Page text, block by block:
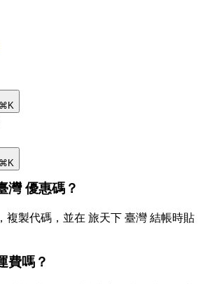
⌘K
⌘K
灣 優惠碼？
複製代碼，並在 旅天下 臺灣 結帳時貼
費嗎？